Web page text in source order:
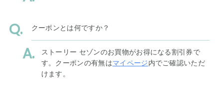
クーポンとは何ですか？
ストーリー セゾンのお買物がお得になる割引券で
す。クーポンの有無はマイページ内でご確認いただ
けます。